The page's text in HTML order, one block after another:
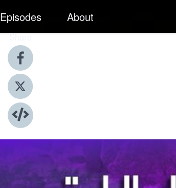
Episodes About
Share